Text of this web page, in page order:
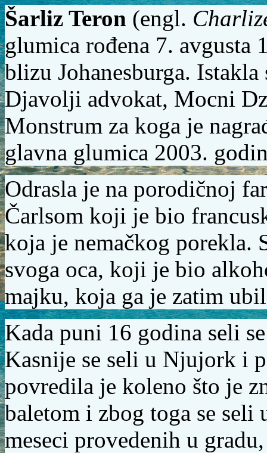
Šarliz Teron (engl.
glumica rođena 7. avgusta
blizu Johanesburga. Istakla
Djavolji advokat, Mocni
Monstrum za koga je
glavna glumica 2003.
Odrasla je na porodičnoj
Čarlsom koji je bio
koja je nemačkog porekla.
svoga oca, koji je bio
majku, koja ga je zatim
Kada puni 16 godina seli
Kasnije se seli u Njujork i
povredila je koleno što je
baletom i zbog toga se seli
meseci provedenih u